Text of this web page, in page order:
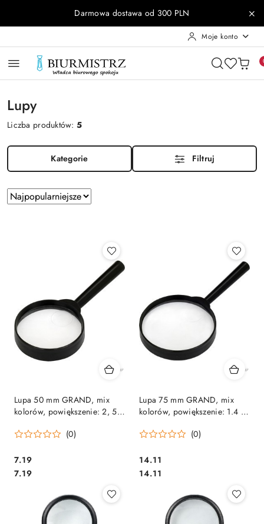
Przejdź do treści głównej
Przejdź do wyszukiwarki
Przejdź do moje konto
Przejdź do menu głównego
Przejdź do stopkiDarmowa dostawa od 300 PLN
Moje konto
Lupy
Liczba produktów:5
Kategorie Filtruj
Zastosowano
sortowanie:
Sortuj
według
Lupa 50 mm GRAND, mix
kolorów, powiększenie: 2, 5 i
(0)
Cena:
7.19
Cena:
7.19
Lupa 75 mm GRAND, mix
kolorów, powiększenie: 1.4 i
(0)
Cena:
14.11
Cena:
14.11